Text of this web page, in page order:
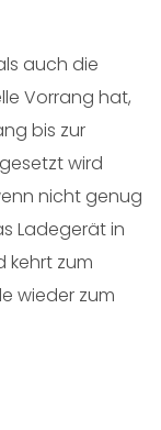
auch die
Vorrang hat,
bis zur
wird
nicht genug
Ladegerät in
kehrt zum
wieder zum